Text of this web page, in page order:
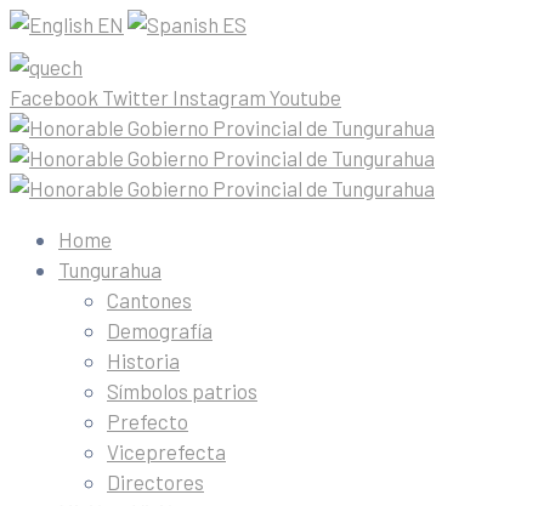
EN ES
Facebook Twitter Instagram Youtube
Home
Tungurahua
Cantones
Demografía
Historia
Símbolos patrios
Prefecto
Viceprefecta
Directores